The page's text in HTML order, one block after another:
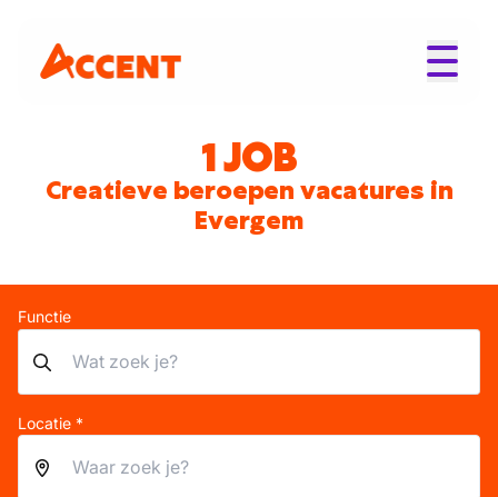
1 JOB
Creatieve beroepen vacatures in
Evergem
Functie
Locatie *